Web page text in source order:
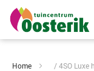
Home 4SO Luxe